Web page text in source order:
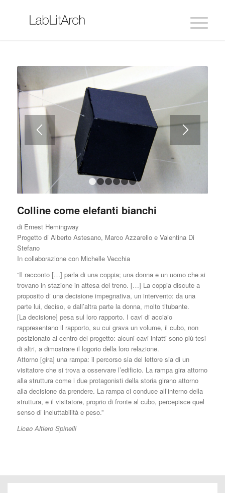
Colline come elefanti bianchi
di Ernest Hemingway
Progetto di Alberto Astesano, Marco Azzarello e Valentina Di
Stefano
In collaborazione con Michelle Vecchia
“Il racconto […] parla di una coppia; una donna e un uomo che si
trovano in stazione in attesa del treno. […] La coppia discute a
proposito di una decisione impegnativa, un intervento: da una
parte lui, deciso, e dall’altra parte la donna, molto titubante.
[La decisione] pesa sul loro rapporto. I cavi di acciaio
rappresentano il rapporto, su cui grava un volume, il cubo, non
posizionato al centro del progetto: alcuni cavi infatti sono più tesi
di altri, a dimostrare il logorio della loro relazione.
Attorno [gira] una rampa: il percorso sia del lettore sia di un
visitatore che si trova a osservare l’edificio. La rampa gira attorno
alla struttura come i due protagonisti della storia girano attorno
alla decisione da prendere. La rampa ci conduce all’interno della
struttura, e il visitatore, proprio di fronte al cubo, percepisce quel
senso di ineluttabilità e peso.”
Liceo Altiero Spinelli